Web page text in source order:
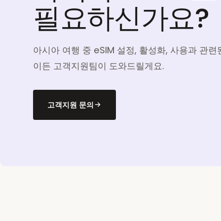
필요하신가요?
아시아 여행 중 eSIM 설정, 활성화, 사용과 관련
이든 고객지원팀이 도와드릴게요.
고객지원 문의